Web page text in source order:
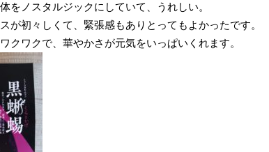
をノスタルジックにしていて、うれしい。
が初々しくて、緊張感もありとってもよかったです。
クワクで、華やかさが元気をいっぱいくれます。